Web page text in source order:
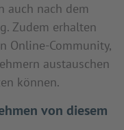
auch nach dem
Zudem erhalten
Online-Community,
austauschen
können.
von diesem